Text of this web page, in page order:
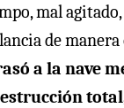
mal
de manera
a la nave